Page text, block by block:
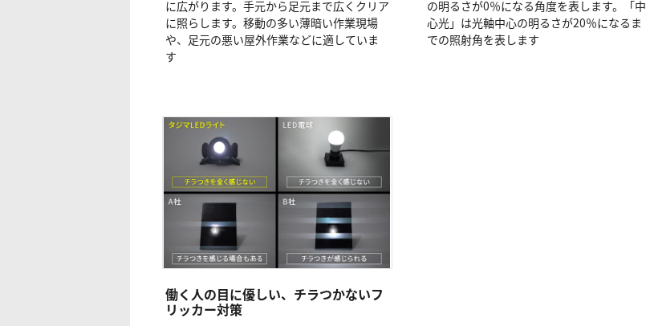
に広がります。手元から足元まで広くクリア
に照らします。移動の多い薄暗い作業現場
や、足元の悪い屋外作業などに適していま
す
の明るさが0％になる角度を表します。「中
心光」は光軸中心の明るさが20％になるま
での照射角を表します
働く人の目に優しい、チラつかないフ
リッカー対策